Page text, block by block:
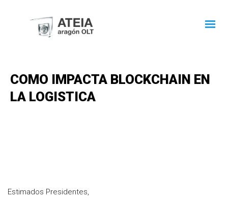
COMO IMPACTA BLOCKCHAIN EN
LA LOGISTICA
Estimados Presidentes,